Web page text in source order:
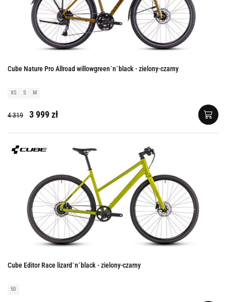
Cube Nature Pro Allroad willowgreen´n´black - zielony-czarny
XS S M
4 319 3 999 zł
Cube Editor Race lizard´n´black - zielony-czarny
50